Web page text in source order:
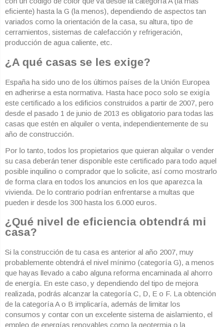
eficiente) hasta la G (la menos), dependiendo de aspectos tan
variados como la orientación de la casa, su altura, tipo de
cerramientos, sistemas de calefacción y refrigeración,
producción de agua caliente, etc.
¿A qué casas se les exige?
España ha sido uno de los últimos países de la Unión Europea
en adherirse a esta normativa. Hasta hace poco solo se exigía
este certificado a los edificios construidos a partir de 2007, pero
desde el pasado 1 de junio de 2013 es obligatorio para todas las
casas que estén en alquiler o venta, independientemente de su
año de construcción.
Por lo tanto, todos los propietarios que quieran alquilar o vender
su casa deberán tener disponible este certificado para todo aquel
posible inquilino o comprador que lo solicite, así como mostrarlo
de forma clara en todos los anuncios en los que aparezca la
vivienda. De lo contrario podrían enfrentarse a multas que
pueden ir desde los 300 hasta los 6.000 euros.
¿Qué nivel de eficiencia obtendrá mi
casa?
Si la construcción de tu casa es anterior al año 2007, muy
probablemente obtendrá el nivel mínimo (categoría G), a menos
que hayas llevado a cabo alguna reforma encaminada al ahorro
de energía. En este caso, y dependiendo del tipo de mejora
realizada, podrás alcanzar la categoría C, D, E o F. La obtención
de la categoría A o B implicaría, además de limitar los
consumos y contar con un excelente sistema de aislamiento, el
empleo de energías renovables como la geotermia o la